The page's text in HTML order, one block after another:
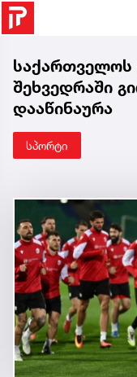
საქართველოს
შეხვედრაში
დააწინაურა
სპორტი